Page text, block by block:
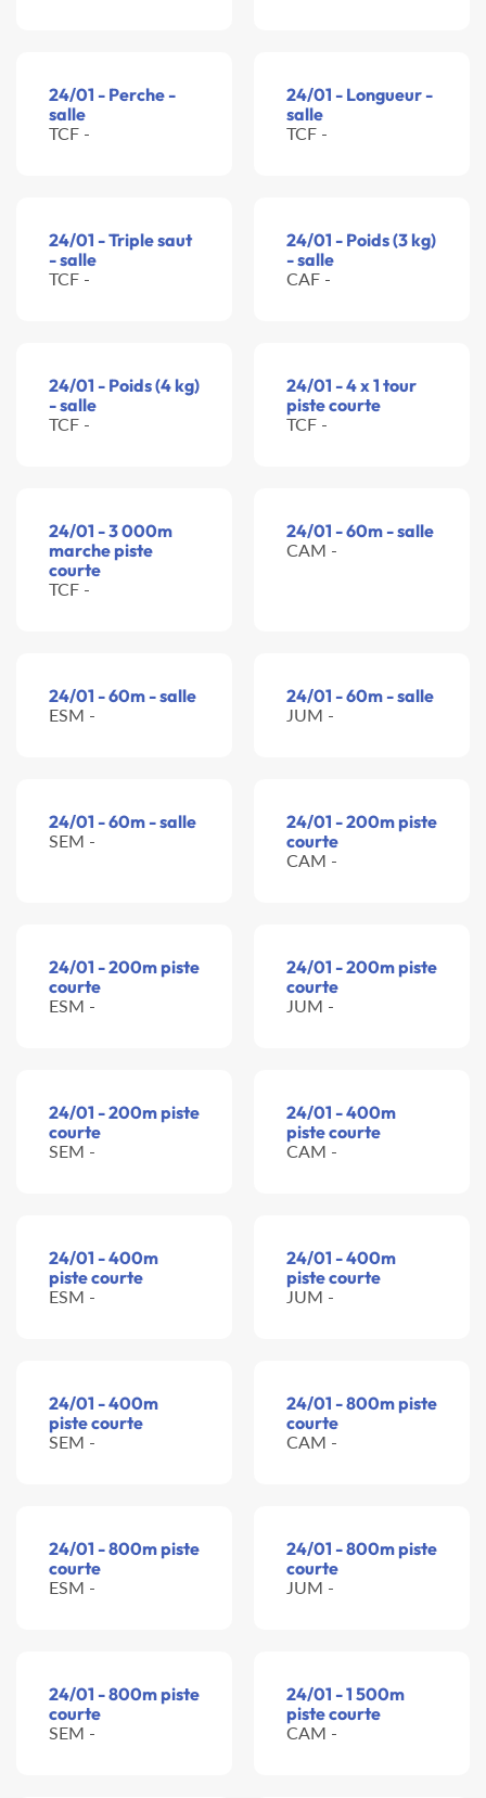
24/01 - Perche -
salle
TCF -
24/01 - Longueur -
salle
TCF -
24/01 - Triple saut
- salle
TCF -
24/01 - Poids (3 kg)
- salle
CAF -
24/01 - Poids (4 kg)
- salle
TCF -
24/01 - 4 x 1 tour
piste courte
TCF -
24/01 - 3 000m
marche piste
courte
TCF -
24/01 - 60m - salle
CAM -
24/01 - 60m - salle
ESM -
24/01 - 60m - salle
JUM -
24/01 - 60m - salle
SEM -
24/01 - 200m piste
courte
CAM -
24/01 - 200m piste
courte
ESM -
24/01 - 200m piste
courte
JUM -
24/01 - 200m piste
courte
SEM -
24/01 - 400m
piste courte
CAM -
24/01 - 400m
piste courte
ESM -
24/01 - 400m
piste courte
JUM -
24/01 - 400m
piste courte
SEM -
24/01 - 800m piste
courte
CAM -
24/01 - 800m piste
courte
ESM -
24/01 - 800m piste
courte
JUM -
24/01 - 800m piste
courte
SEM -
24/01 - 1 500m
piste courte
CAM -